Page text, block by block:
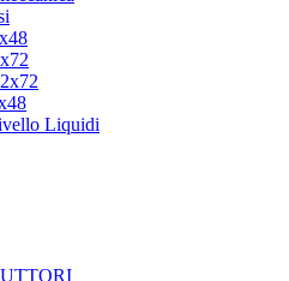
Liquidi